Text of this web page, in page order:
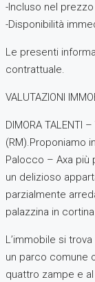
-Incluso nel
-Disponibilità
Le presenti
contrattuale.
VALUTAZIONI
DIMORA TALENTI
(RM).Proponiamo
Palocco – Axa più
un delizioso
parzialmente
palazzina in
L’immobile si
un parco comune
quattro zampe e